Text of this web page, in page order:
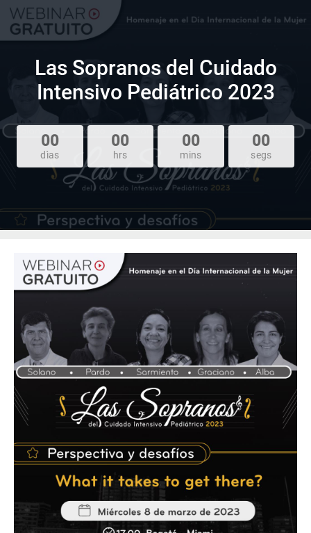
Las Sopranos del Cuidado
Intensivo Pediátrico 2023
00
dìas
00
hrs
00
mins
00
segs